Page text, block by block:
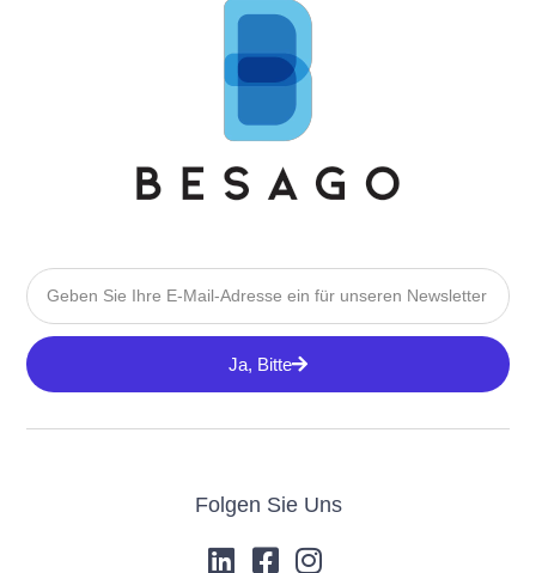
Ja, Bitte
Folgen Sie Uns